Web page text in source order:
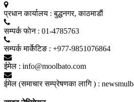
प्रधान कार्यालय : बुद्धनगर, काठमाडाैं
सम्पर्क फाेन : 01-4785763
सम्पर्क मार्केटिङ : +977-9851076864
ईमेल : info@moolbato.com
ईमेल (समाचार सम्प्रेषणका लागि ) :